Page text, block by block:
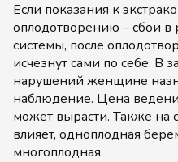
Если показания к
оплодотворению – сбои в
системы, после
исчезнут сами по себе. В
нарушений женщине
наблюдение. Цена
может вырасти. Также на
влияет, одноплодная
многоплодная.